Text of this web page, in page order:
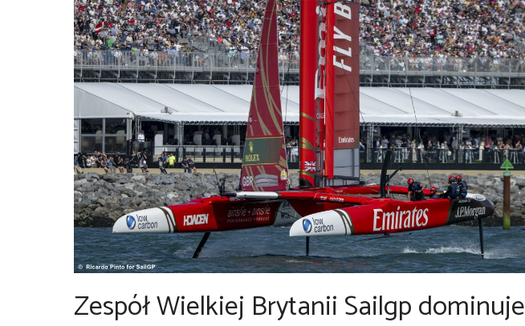
Zespół Wielkiej Brytanii Sailgp dominuje